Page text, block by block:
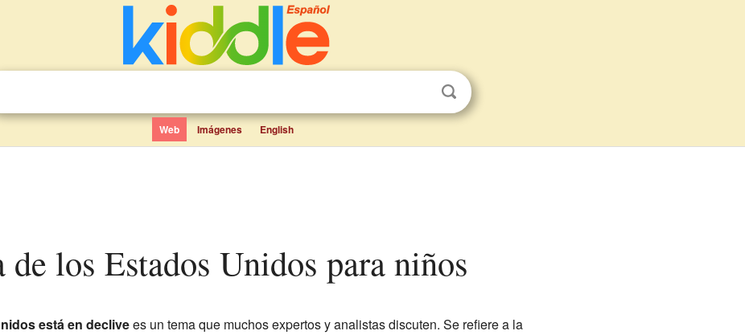
Web Imágenes English
de los Estados Unidos para niños
está en declivees un tema que muchos expertos y analistas discuten. Se refiere a la